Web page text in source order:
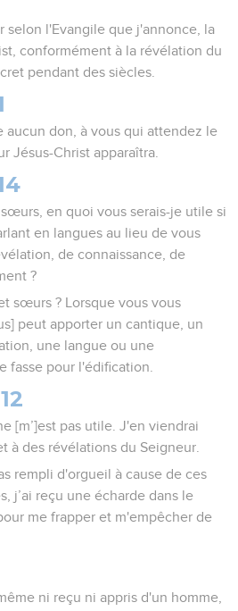
selon l'Evangile que j'annonce, la
conformément à la révélation du
pendant des siècles.
aucun don, à vous qui attendez le
Jésus-Christ apparaîtra.
en quoi vous serais-je utile si
en langues au lieu de vous
de connaissance, de
?
sœurs ? Lorsque vous vous
peut apporter un cantique, un
une langue ou une
fasse pour l'édification.
[m’]est pas utile. J'en viendrai
à des révélations du Seigneur.
rempli d'orgueil à cause de ces
j’ai reçu une écharde dans le
me frapper et m'empêcher de
ni reçu ni appris d'un homme,